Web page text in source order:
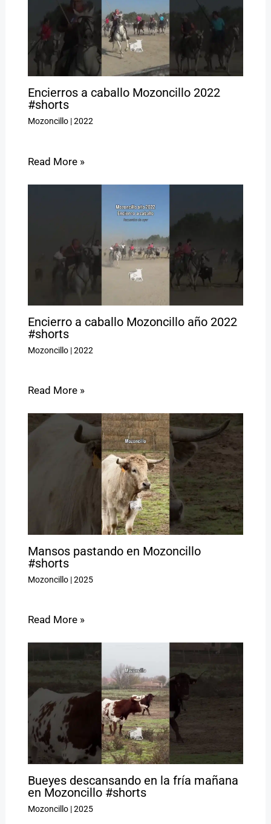
Encierros a caballo Mozoncillo 2022
#shorts
Mozoncillo|2022
Read More »
Encierro a caballo Mozoncillo año 2022
#shorts
Mozoncillo|2022
Read More »
Mansos pastando en Mozoncillo
#shorts
Mozoncillo|2025
Read More »
Bueyes descansando en la fría mañana
en Mozoncillo #shorts
Mozoncillo|2025